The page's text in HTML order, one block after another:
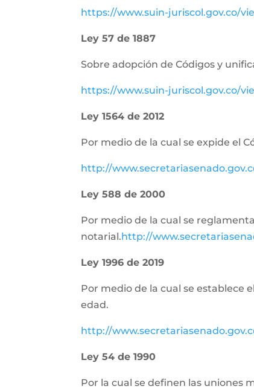
https://www.suin-juriscol.gov.co/
Ley 57 de 1887
Sobre adopción de Códigos y
https://www.suin-juriscol.gov.co/
Ley 1564 de 2012
Por medio de la cual se expide el
http://
Ley 588 de 2000
Por medio de la cual se
notarial.http://
Ley 1996 de 2019
Por medio de la cual se establece
edad.
http://
Ley 54 de 1990
Por la cual se definen las uniones